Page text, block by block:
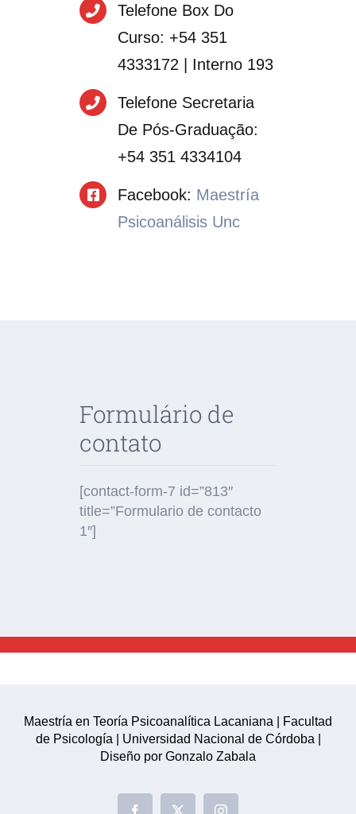
Telefone Box Do
Curso: +54 351
4333172 | Interno 193
Telefone Secretaria
De Pós-Graduação:
+54 351 4334104
Facebook: Maestría
Psicoanálisis Unc
Formulário de
contato
[contact-form-7 id=”813″
title=”Formulario de contacto
1″]
Maestría en Teoría Psicoanalítica Lacaniana | Facultad
de Psicología | Universidad Nacional de Córdoba |
Diseño por Gonzalo Zabala